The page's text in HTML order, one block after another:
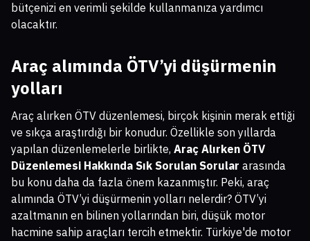
bütçenizi en verimli şekilde kullanmanıza yardımcı
olacaktır.
Araç alımında ÖTV’yi düşürmenin
yolları
Araç alırken ÖTV düzenlemesi, birçok kişinin merak ettiği
ve sıkça araştırdığı bir konudur. Özellikle son yıllarda
yapılan düzenlemelerle birlikte, Araç Alırken ÖTV
Düzenlemesi Hakkında Sık Sorulan Sorular arasında
bu konu daha da fazla önem kazanmıştır. Peki, araç
alımında ÖTV’yi düşürmenin yolları nelerdir? ÖTV’yi
azaltmanın en bilinen yollarından biri, düşük motor
hacmine sahip araçları tercih etmektir. Türkiye'de motor